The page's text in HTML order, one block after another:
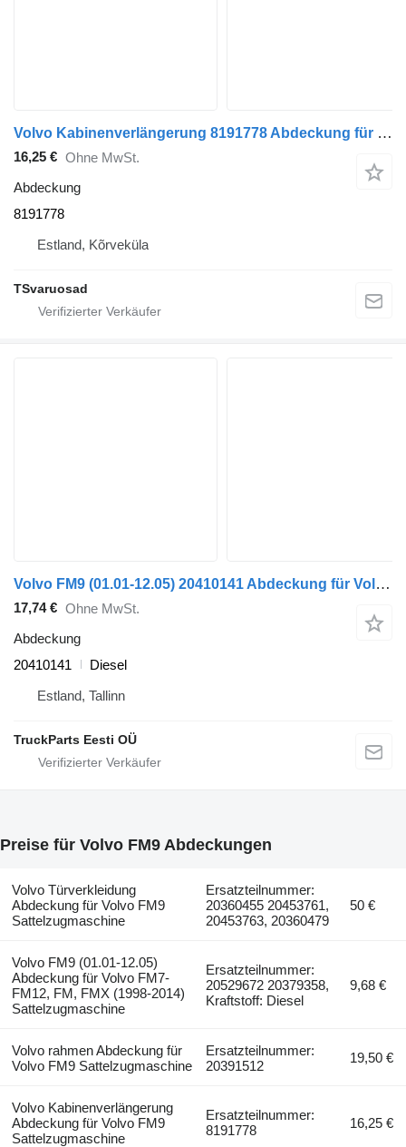
Volvo Kabinenverlängerung 8191778 Abdeckung für Volvo FM9 Sattelzugmaschine
16,25 € Ohne MwSt.
Abdeckung
8191778
Estland, Kõrveküla
TSvaruosad
Volvo FM9 (01.01-12.05) 20410141 Abdeckung für Volvo FM7-FM12, FM, FMX (1998-2014) Sattelzugmaschine
17,74 € Ohne MwSt.
Abdeckung
20410141
Diesel
Estland, Tallinn
TruckParts Eesti OÜ
Preise für Volvo FM9 Abdeckungen
Volvo Türverkleidung
Abdeckung für Volvo FM9
Sattelzugmaschine
Ersatzteilnummer:
20360455 20453761,
20453763, 20360479
50 €
Volvo FM9 (01.01-12.05)
Abdeckung für Volvo FM7-
FM12, FM, FMX (1998-2014)
Sattelzugmaschine
Ersatzteilnummer:
20529672 20379358,
Kraftstoff: Diesel
9,68 €
Volvo rahmen Abdeckung für
Volvo FM9 Sattelzugmaschine
Ersatzteilnummer:
20391512
19,50 €
Volvo Kabinenverlängerung
Abdeckung für Volvo FM9
Sattelzugmaschine
Ersatzteilnummer:
8191778
16,25 €